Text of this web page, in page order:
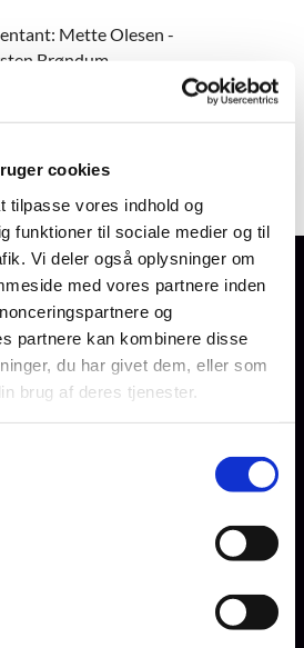
cookies
tilpasse vores indhold og
funktioner til sociale medier og til
Vi deler også oplysninger om
med vores partnere inden
og
partnere kan kombinere disse
du har givet dem, eller som
brug af deres tjenester.
Mette Olesen -
Brøndum
samvær